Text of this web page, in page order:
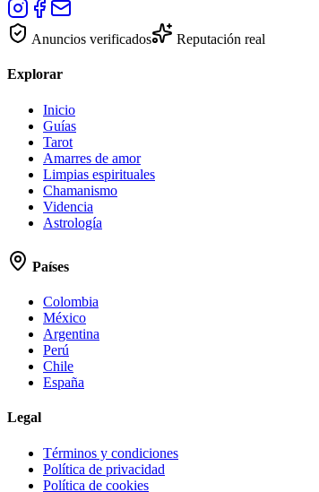
Anuncios verificados Reputación real
Explorar
Inicio
Guías
Tarot
Amarres de amor
Limpias espirituales
Chamanismo
Videncia
Astrología
Países
Colombia
México
Argentina
Perú
Chile
España
Legal
Términos y condiciones
Política de privacidad
Política de cookies